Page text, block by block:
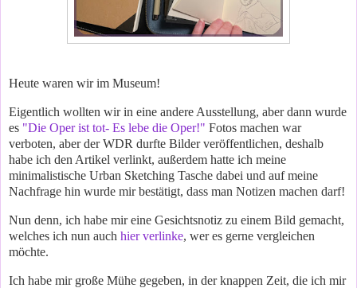
Heute waren wir im Museum!
Eigentlich wollten wir in eine andere Ausstellung, aber dann wurde
es "Die Oper ist tot- Es lebe die Oper!" Fotos machen war
verboten, aber der WDR durfte Bilder veröffentlichen, deshalb
habe ich den Artikel verlinkt, außerdem hatte ich meine
minimalistische Urban Sketching Tasche dabei und auf meine
Nachfrage hin wurde mir bestätigt, dass man Notizen machen darf!
Nun denn, ich habe mir eine Gesichtsnotiz zu einem Bild gemacht,
welches ich nun auch hier verlinke, wer es gerne vergleichen
möchte.
Ich habe mir große Mühe gegeben, in der knappen Zeit, die ich mir